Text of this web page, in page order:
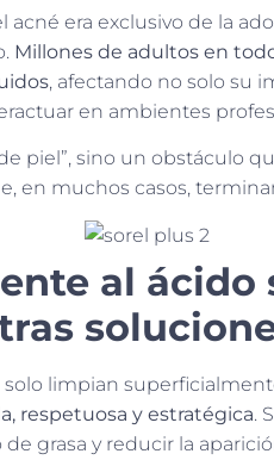
era exclusivo de la
Millones de adultos en
, afectando no solo su
en ambientes
piel”, sino un obstáculo
en muchos casos,
al
limpian
respetuosa y estratégica.
grasa y reducir la